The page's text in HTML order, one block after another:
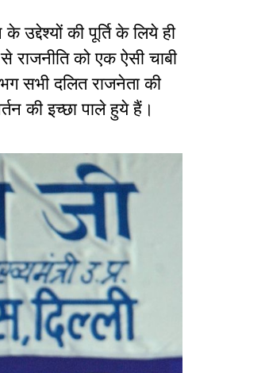
की पूर्ति के लिये ही
को एक ऐसी चाबी
सभी दलित राजनेता की
की इच्छा पाले हुये हैं।